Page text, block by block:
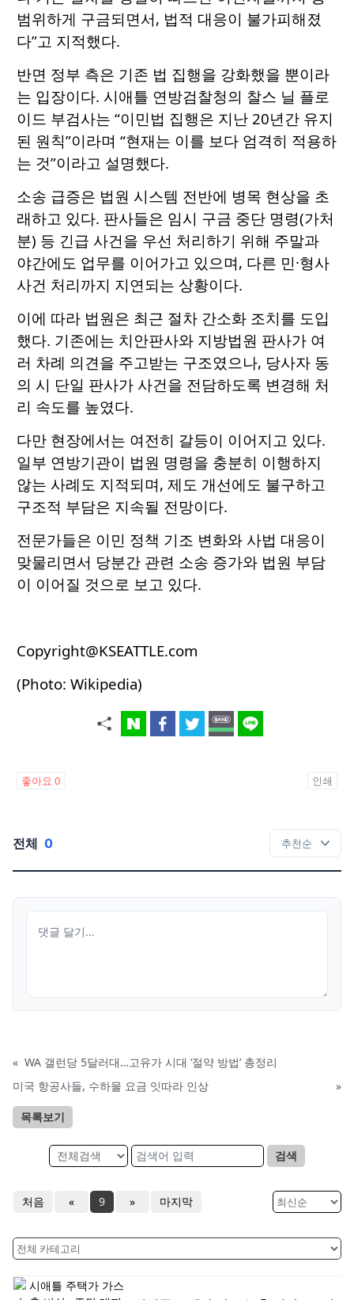
범위하게 구금되면서, 법적 대응이 불가피해졌
다”고 지적했다.
반면 정부 측은 기존 법 집행을 강화했을 뿐이라
는 입장이다. 시애틀 연방검찰청의 찰스 닐 플로
이드 부검사는 “이민법 집행은 지난 20년간 유지
된 원칙”이라며 “현재는 이를 보다 엄격히 적용하
는 것”이라고 설명했다.
소송 급증은 법원 시스템 전반에 병목 현상을 초
래하고 있다. 판사들은 임시 구금 중단 명령(가처
분) 등 긴급 사건을 우선 처리하기 위해 주말과
야간에도 업무를 이어가고 있으며, 다른 민·형사
사건 처리까지 지연되는 상황이다.
이에 따라 법원은 최근 절차 간소화 조치를 도입
했다. 기존에는 치안판사와 지방법원 판사가 여
러 차례 의견을 주고받는 구조였으나, 당사자 동
의 시 단일 판사가 사건을 전담하도록 변경해 처
리 속도를 높였다.
다만 현장에서는 여전히 갈등이 이어지고 있다.
일부 연방기관이 법원 명령을 충분히 이행하지
않는 사례도 지적되며, 제도 개선에도 불구하고
구조적 부담은 지속될 전망이다.
전문가들은 이민 정책 기조 변화와 사법 대응이
맞물리면서 당분간 관련 소송 증가와 법원 부담
이 이어질 것으로 보고 있다.
Copyright@KSEATTLE.com
(Photo: Wikipedia)
좋아요 0 인쇄
전체 0
« WA 갤런당 5달러대…고유가 시대 ‘절약 방법’ 총정리
미국 항공사들, 수하물 요금 잇따라 인상
»
목록보기
검색
처음 « 9 » 마지막